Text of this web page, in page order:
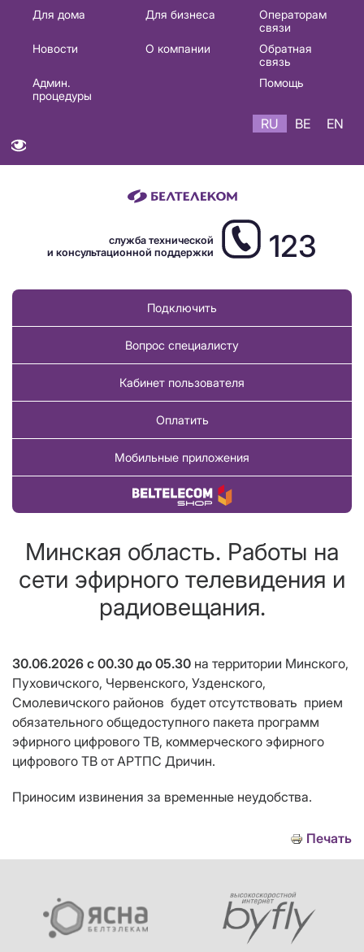
Основная
навигация
Для дома Для бизнеса
Операторам
связи
Новости
О компании
Обратная
связь
Админ.
процедуры
Помощь
RU BE EN
служба технической
и консультационной поддержки
123
Подключить
Вопрос специалисту
Кабинет пользователя
Оплатить
Мобильные приложения
Купить товар
Минская область. Работы на
сети эфирного телевидения и
радиовещания.
30.06.2026 с 00.30 до 05.30 на территории Минского,
Пуховичского, Червенского, Узденского,
Смолевичского районов будет отсутствовать прием
обязательного общедоступного пакета программ
эфирного цифрового ТВ, коммерческого эфирного
цифрового ТВ от АРТПС Дричин.
Приносим извинения за временные неудобства.
Печать